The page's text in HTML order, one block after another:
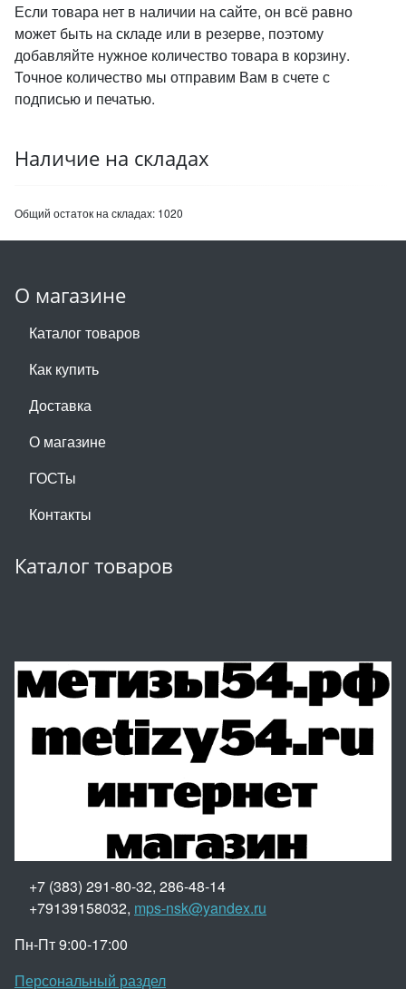
Если товара нет в наличии на сайте, он всё равно
может быть на складе или в резерве, поэтому
добавляйте нужное количество товара в корзину.
Точное количество мы отправим Вам в счете с
подписью и печатью.
Наличие на складах
Общий остаток на складах: 1020
О магазине
Каталог товаров
Как купить
Доставка
О магазине
ГОСТы
Контакты
Каталог товаров
+7 (383) 291-80-32, 286-48-14
+79139158032, mps-nsk@yandex.ru
Пн-Пт 9:00-17:00
Персональный раздел